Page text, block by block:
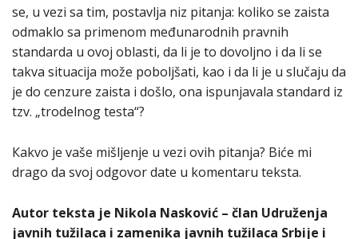
se, u vezi sa tim, postavlja niz pitanja: koliko se zaista
odmaklo sa primenom međunarodnih pravnih
standarda u ovoj oblasti, da li je to dovoljno i da li se
takva situacija može poboljšati, kao i da li je u slučaju da
je do cenzure zaista i došlo, ona ispunjavala standard iz
tzv. „trodelnog testa“?
Кakvo je vaše mišljenje u vezi ovih pitanja? Biće mi
drago da svoj odgovor date u komentaru teksta.
Autor teksta je Nikola Nasković – član Udruženja
javnih tužilaca i zamenika javnih tužilaca Srbije i